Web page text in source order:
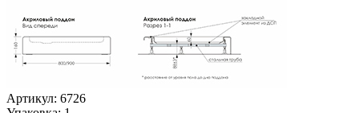
Артикул: 6726